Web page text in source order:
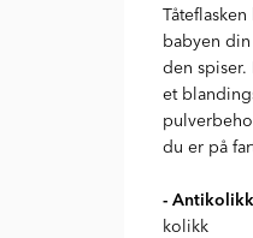
babyen
den
et
du er på
-
kolikk